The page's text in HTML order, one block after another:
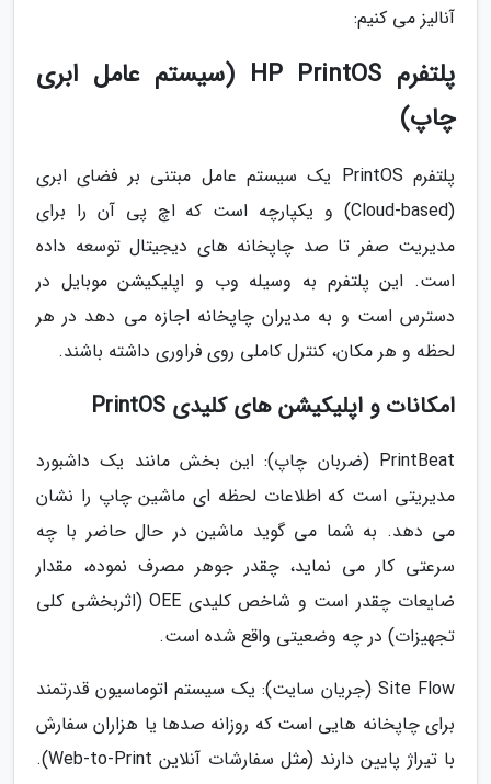
آنالیز می کنیم:
پلتفرم HP PrintOS (سیستم عامل ابری
چاپ)
پلتفرم PrintOS یک سیستم عامل مبتنی بر فضای ابری
(Cloud-based) و یکپارچه است که اچ پی آن را برای
مدیریت صفر تا صد چاپخانه های دیجیتال توسعه داده
است. این پلتفرم به وسیله وب و اپلیکیشن موبایل در
دسترس است و به مدیران چاپخانه اجازه می دهد در هر
لحظه و هر مکان، کنترل کاملی روی فراوری داشته باشند.
امکانات و اپلیکیشن های کلیدی PrintOS
PrintBeat (ضربان چاپ): این بخش مانند یک داشبورد
مدیریتی است که اطلاعات لحظه ای ماشین چاپ را نشان
می دهد. به شما می گوید ماشین در حال حاضر با چه
سرعتی کار می نماید، چقدر جوهر مصرف نموده، مقدار
ضایعات چقدر است و شاخص کلیدی OEE (اثربخشی کلی
تجهیزات) در چه وضعیتی واقع شده است.
Site Flow (جریان سایت): یک سیستم اتوماسیون قدرتمند
برای چاپخانه هایی است که روزانه صدها یا هزاران سفارش
با تیراژ پایین دارند (مثل سفارشات آنلاین Web-to-Print).